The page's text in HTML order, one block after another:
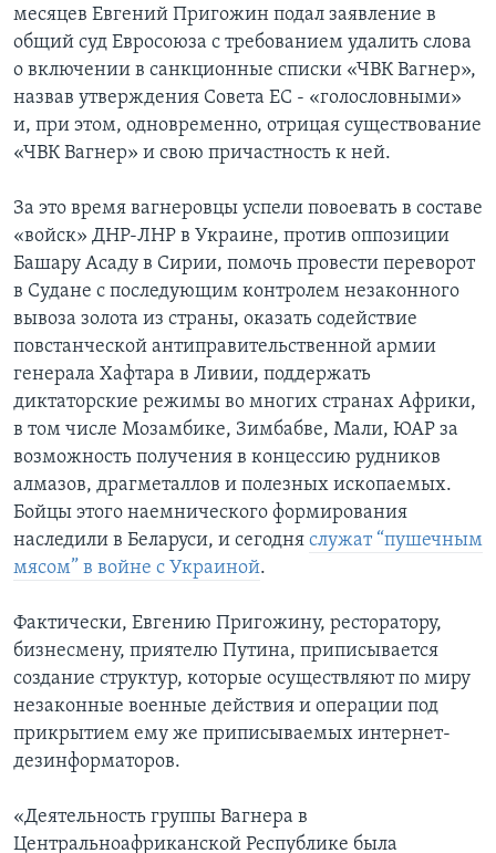
месяцев Евгений Пригожин подал заявление в
общий суд Евросоюза с требованием удалить слова
о включении в санкционные списки «ЧВК Вагнер»,
назвав утверждения Совета ЕС - «голословными»
и, при этом, одновременно, отрицая существование
«ЧВК Вагнер» и свою причастность к ней.
За это время вагнеровцы успели повоевать в составе
«войск» ДНР-ЛНР в Украине, против оппозиции
Башару Асаду в Сирии, помочь провести переворот
в Судане с последующим контролем незаконного
вывоза золота из страны, оказать содействие
повстанческой антиправительственной армии
генерала Хафтара в Ливии, поддержать
диктаторские режимы во многих странах Африки,
в том числе Мозамбике, Зимбабве, Мали, ЮАР за
возможность получения в концессию рудников
алмазов, драгметаллов и полезных ископаемых.
Бойцы этого наемнического формирования
наследили в Беларуси, и сегодня служат “пушечным
мясом” в войне с Украиной.
Фактически, Евгению Пригожину, ресторатору,
бизнесмену, приятелю Путина, приписывается
создание структур, которые осуществляют по миру
незаконные военные действия и операции под
прикрытием ему же приписываемых интернет-
дезинформаторов.
«Деятельность группы Вагнера в
Центральноафриканской Республике была